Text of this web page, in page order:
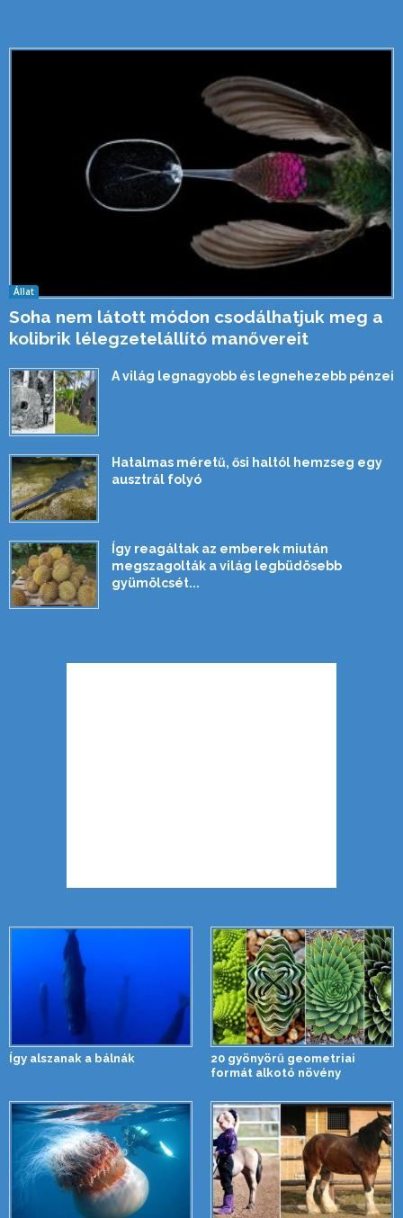
Állat
Soha nem látott módon csodálhatjuk meg a
kolibrik lélegzetelállító manővereit
A világ legnagyobb és legnehezebb pénzei
Hatalmas méretű, ősi haltól hemzseg egy
ausztrál folyó
Így reagáltak az emberek miután
megszagolták a világ legbüdösebb
gyümölcsét...
Így alszanak a bálnák
20 gyönyörű geometriai
formát alkotó növény